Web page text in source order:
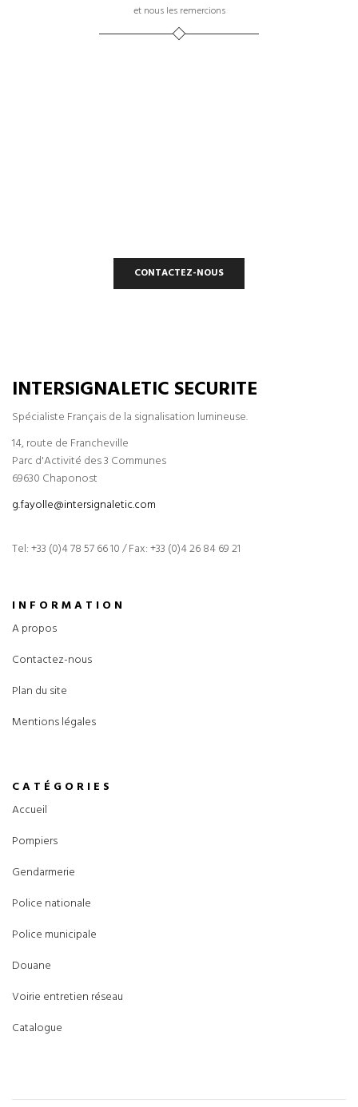
et nous les remercions
CONTACTEZ-NOUS
INTERSIGNALETIC SECURITE
Spécialiste Français de la signalisation lumineuse.
14, route de Francheville
Parc d'Activité des 3 Communes
69630 Chaponost
g.fayolle@intersignaletic.com
Tel: +33 (0)4 78 57 66 10 / Fax: +33 (0)4 26 84 69 21
INFORMATION
A propos
Contactez-nous
Plan du site
Mentions légales
CATÉGORIES
Accueil
Pompiers
Gendarmerie
Police nationale
Police municipale
Douane
Voirie entretien réseau
Catalogue